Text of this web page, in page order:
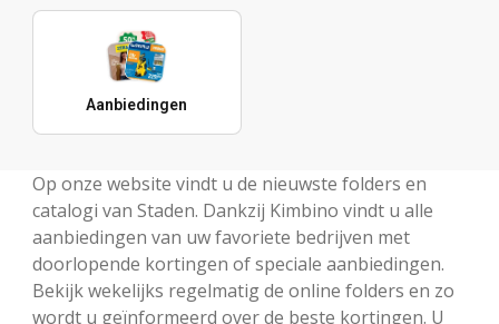
Aanbiedingen
Op onze website vindt u de nieuwste folders en
catalogi van Staden. Dankzij Kimbino vindt u alle
aanbiedingen van uw favoriete bedrijven met
doorlopende kortingen of speciale aanbiedingen.
Bekijk wekelijks regelmatig de online folders en zo
wordt u geïnformeerd over de beste kortingen. U